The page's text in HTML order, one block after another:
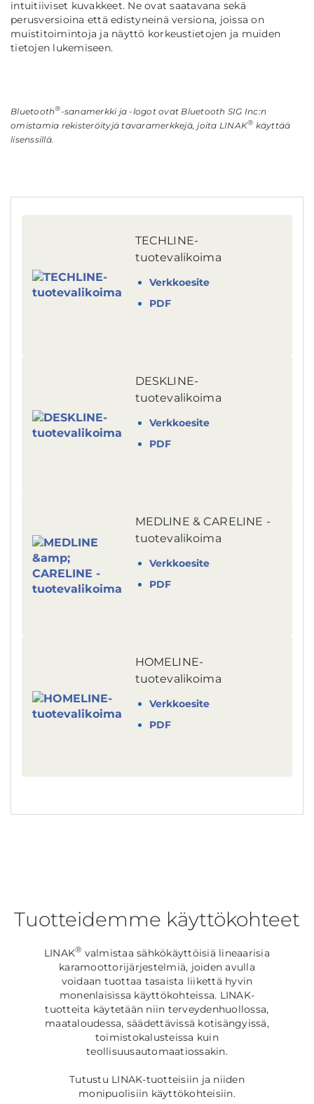
intuitiiviset kuvakkeet. Ne ovat saatavana sekä
perusversioina että edistyneinä versiona, joissa on
muistitoimintoja ja näyttö korkeustietojen ja muiden
tietojen lukemiseen.
Bluetooth®-sanamerkki ja -logot ovat Bluetooth SIG Inc:n
omistamia rekisteröityjä tavaramerkkejä, joita LINAK® käyttää
lisenssillä.
TECHLINE-
tuotevalikoima
Verkkoesite
PDF
DESKLINE-
tuotevalikoima
Verkkoesite
PDF
MEDLINE & CARELINE -
tuotevalikoima
Verkkoesite
PDF
HOMELINE-
tuotevalikoima
Verkkoesite
PDF
Tuotteidemme käyttökohteet
LINAK® valmistaa sähkökäyttöisiä lineaarisia
karamoottorijärjestelmiä, joiden avulla
voidaan tuottaa tasaista liikettä hyvin
monenlaisissa käyttökohteissa. LINAK-
tuotteita käytetään niin terveydenhuollossa,
maataloudessa, säädettävissä kotisängyissä,
toimistokalusteissa kuin
teollisuusautomaatiossakin.
Tutustu LINAK-tuotteisiin ja niiden
monipuolisiin käyttökohteisiin.